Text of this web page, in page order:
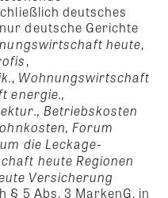
deutsches
deutsche Gerichte
heute,
,
, Wohnungswirtschaft
energie.,
Betriebskosten
Forum
die Leckage-
heute Regionen
Versicherung
§ 5 Abs. 3 MarkenG. in